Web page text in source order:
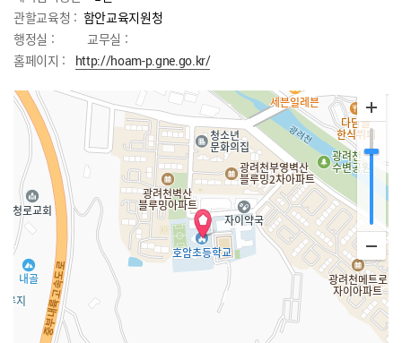
관할교육청 : 함안교육지원청
행정실 :
교무실 :
홈페이지 :
http://hoam-p.gne.go.kr/